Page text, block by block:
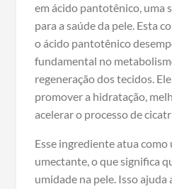
em ácido pantotênico, uma
para a saúde da pele. Esta
o ácido pantotênico
fundamental no
regeneração dos tecidos.
promover a hidratação,
acelerar o processo de
Esse ingrediente atua
umectante, o que significa
umidade na pele. Isso ajuda